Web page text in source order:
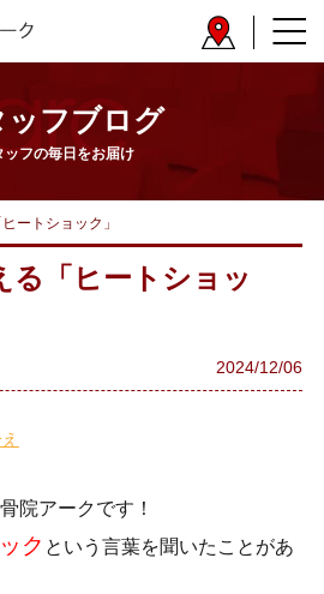
ッフブログ
ッフの毎日をお届け
ートショック」
る「ヒートショッ
2024/12/06
院アークです！
ク という言葉を聞いたことがあ